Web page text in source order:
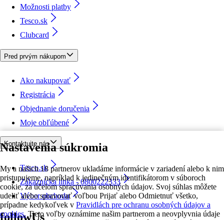
Nastavenia súkromia
My a našich 18 partnerov ukladáme informácie v zariadení alebo k nim
pristupujeme, napríklad k jedinečným identifikátorom v súboroch
cookie, za účelom spracúvania osobných údajov. Svoj súhlas môžete
udeliť alebo spravovať voľbou Prijať alebo Odmietnuť všetko,
prípadne kedykoľvek v Pravidlách pre ochranu osobných údajov a
cookies. Tieto voľby oznámime našim partnerom a neovplyvnia údaje
Možnosti platby
Tesco.sk
Clubcard
Pred prvým nákupom
Ako nakupovať
Registrácia
Objednanie doručenia
Moje obľúbené
Kontaktujte nás
Tesco.sk
Zákaznícka linka - 0800222333
Výber obchodu
followUs